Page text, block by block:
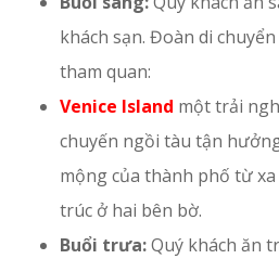
khách sạn. Đoàn di
tham quan:
Venice Island một trải
chuyến ngồi tàu tận
mộng của thành phố từ
trúc ở hai bên bờ.
Buổi trưa:Quý khách ăn